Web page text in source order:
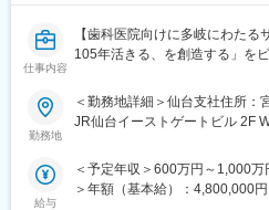
◎学会活動や歯科医師会等への
◎CRMシステムでの顧客管理
営業メンバー：20名
カスタマーサクセス・サポート
仕事内容
【歯科医院向けに多岐にわた
105年活きる、を創造する」を
■おすすめポイント：
歓迎！
★経験以上に、挑戦を楽しむ姿
勤務地
＜勤務地詳細＞仙台支社住所：
JR仙台イーストゲートビル 2F WeWork JR仙台イー
給与
＜予定年収＞600万円～1,000
＞年額（基本給）：4,800,000